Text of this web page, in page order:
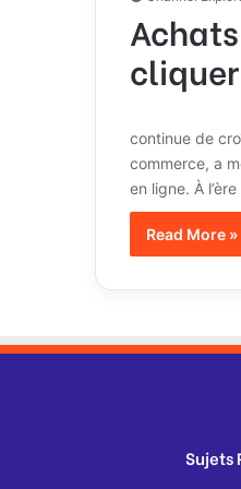
continue de
commerce, a
en ligne. À
Read More »
Sujets